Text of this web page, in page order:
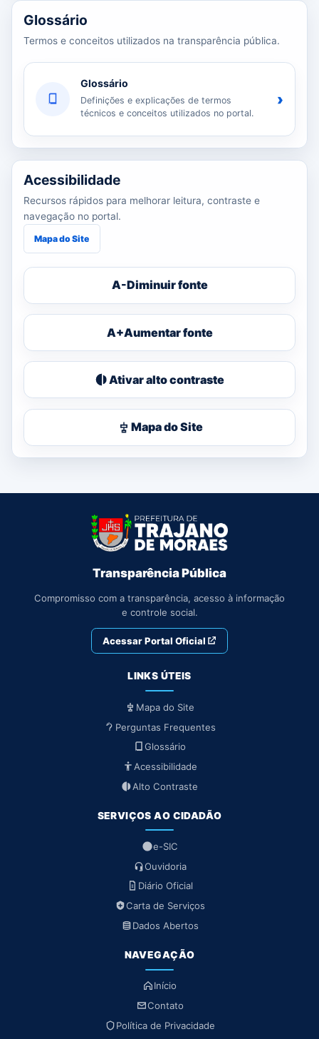
Glossário
Termos e conceitos utilizados na transparência pública.
Glossário
Definições e explicações de termos
técnicos e conceitos utilizados no portal.
›
Acessibilidade
Recursos rápidos para melhorar leitura, contraste e
navegação no portal.
Mapa do Site
A-Diminuir fonte
A+Aumentar fonte
Ativar alto contraste
Mapa do Site
Transparência Pública
Compromisso com a transparência, acesso à informação
e controle social.
Acessar Portal Oficial
LINKS ÚTEIS
Mapa do Site
Perguntas Frequentes
Glossário
Acessibilidade
Alto Contraste
SERVIÇOS AO CIDADÃO
e-SIC
Ouvidoria
Diário Oficial
Carta de Serviços
Dados Abertos
NAVEGAÇÃO
Início
Contato
Política de Privacidade